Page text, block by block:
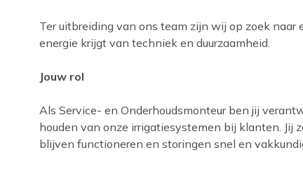
Ter uitbreiding van ons team zijn wij op zoek naar
energie krijgt van techniek en duurzaamheid.
Jouw rol
Als Service- en Onderhoudsmonteur ben jij
houden van onze irrigatiesystemen bij klanten. Jij
blijven functioneren en storingen snel en